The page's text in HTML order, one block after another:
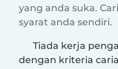
yang anda suka.
syarat anda sendiri.
Tiada kerja
dengan kriteria